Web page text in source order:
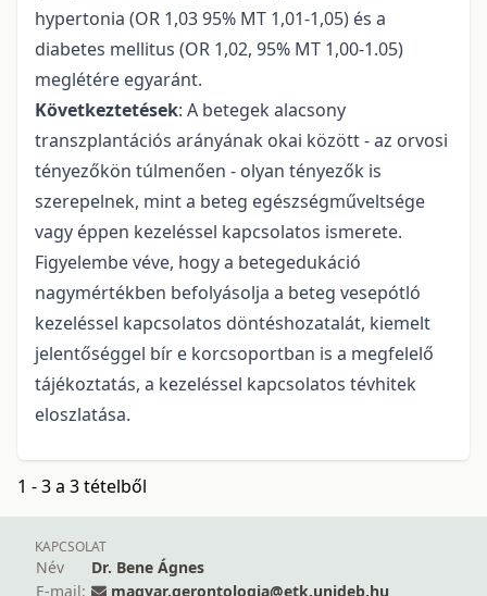
hypertonia (OR 1,03 95% MT 1,01-1,05) és a
diabetes mellitus (OR 1,02, 95% MT 1,00-1.05)
meglétére egyaránt.
Következtetések: A betegek alacsony
transzplantációs arányának okai között - az orvosi
tényezőkön túlmenően - olyan tényezők is
szerepelnek, mint a beteg egészségműveltsége
vagy éppen kezeléssel kapcsolatos ismerete.
Figyelembe véve, hogy a betegedukáció
nagymértékben befolyásolja a beteg vesepótló
kezeléssel kapcsolatos döntéshozatalát, kiemelt
jelentőséggel bír e korcsoportban is a megfelelő
tájékoztatás, a kezeléssel kapcsolatos tévhitek
eloszlatása.
1 - 3 a 3 tételből
KAPCSOLAT
Név
Dr. Bene Ágnes
E-mail:
magyar.gerontologia@etk.unideb.hu